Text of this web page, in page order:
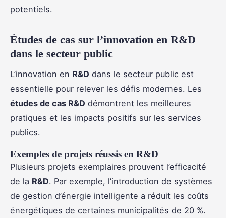
potentiels.
Études de cas sur l’innovation en R&D
dans le secteur public
L’innovation en R&D dans le secteur public est
essentielle pour relever les défis modernes. Les
études de cas R&D démontrent les meilleures
pratiques et les impacts positifs sur les services
publics.
Exemples de projets réussis en R&D
Plusieurs projets exemplaires prouvent l’efficacité
de la R&D. Par exemple, l’introduction de systèmes
de gestion d’énergie intelligente a réduit les coûts
énergétiques de certaines municipalités de 20 %.